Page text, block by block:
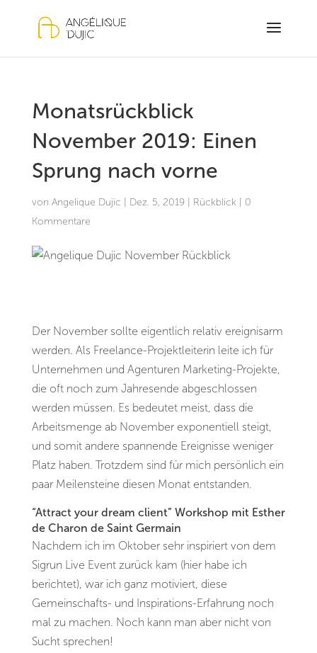
Monatsrückblick
November 2019: Einen
Sprung nach vorne
von Angelique Dujic Dez. 5, 2019| Rückblick
0
Kommentare
Der November sollte eigentlich relativ ereignisarm
werden. Als Freelance-Projektleiterin leite ich für
Unternehmen und Agenturen Marketing-Projekte,
die oft noch zum Jahresende abgeschlossen
werden müssen. Es bedeutet meist, dass die
Arbeitsmenge ab November exponentiell steigt,
und somit andere spannende Ereignisse weniger
Platz haben. Trotzdem sind für mich persönlich ein
paar Meilensteine diesen Monat entstanden.
“Attract your dream client” Workshop mit Esther
de Charon de Saint Germain
Nachdem ich im Oktober sehr inspiriert von dem
Sigrun Live Event zurück kam (hier habe ich
berichtet), war ich ganz motiviert, diese
Gemeinschafts- und Inspirations-Erfahrung noch
mal zu machen. Noch kann man aber nicht von
Sucht sprechen!